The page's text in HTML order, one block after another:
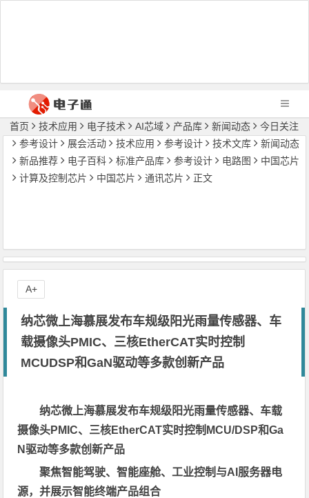
首页 技术应用 电子技术 AI芯域 产品库 新闻动态
今日关注
参考设计
展会活动 技术应用 参考设计 技术文库
新闻动态
新品推荐
电子百科 标准产品库 参考设计 电路图
中国芯片
计算及控制芯片
中国芯片 通讯芯片 正文
纳芯微上海慕展发布车规级阳光雨量传感器、车
载摄像头PMIC、三核EtherCAT实时控制
MCUDSP和GaN驱动等多款创新产品
纳芯微上海慕展发布车规级阳光雨量传感器、车载
摄像头PMIC、三核EtherCAT实时控制MCU/DSP和Ga
N驱动等多款创新产品
聚焦智能驾驶、智能座舱、工业控制与AI服务器电
源，并展示智能终端产品组合
A+